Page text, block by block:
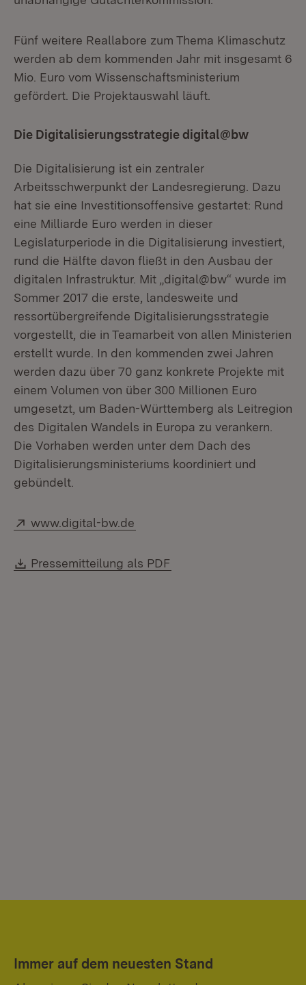
Fünf weitere Reallabore zum Thema Klimaschutz
werden ab dem kommenden Jahr mit insgesamt 6
Mio. Euro vom Wissenschaftsministerium
gefördert. Die Projektauswahl läuft.
Die Digitalisierungsstrategie digital@bw
Die Digitalisierung ist ein zentraler
Arbeitsschwerpunkt der Landesregierung. Dazu
hat sie eine Investitionsoffensive gestartet: Rund
eine Milliarde Euro werden in dieser
Legislaturperiode in die Digitalisierung investiert,
rund die Hälfte davon fließt in den Ausbau der
digitalen Infrastruktur. Mit „digital@bw“ wurde im
Sommer 2017 die erste, landesweite und
ressortübergreifende Digitalisierungsstrategie
vorgestellt, die in Teamarbeit von allen Ministerien
erstellt wurde. In den kommenden zwei Jahren
werden dazu über 70 ganz konkrete Projekte mit
einem Volumen von über 300 Millionen Euro
umgesetzt, um Baden-Württemberg als Leitregion
des Digitalen Wandels in Europa zu verankern.
Die Vorhaben werden unter dem Dach des
Digitalisierungsministeriums koordiniert und
gebündelt.
Extern:
www.digital-bw.de
Download:
Pressemitteilung als PDF
Immer auf dem neuesten Stand